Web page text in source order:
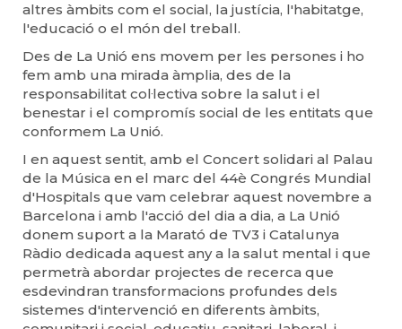
altres àmbits com el social, la justícia, l'habitatge,
l'educació o el món del treball.
Des de La Unió ens movem per les persones i ho
fem amb una mirada àmplia, des de la
responsabilitat col·lectiva sobre la salut i el
benestar i el compromís social de les entitats que
conformem La Unió.
I en aquest sentit, amb el Concert solidari al Palau
de la Música en el marc del 44è Congrés Mundial
d'Hospitals que vam celebrar aquest novembre a
Barcelona i amb l'acció del dia a dia, a La Unió
donem suport a la Marató de TV3 i Catalunya
Ràdio dedicada aquest any a la salut mental i que
permetrà abordar projectes de recerca que
esdevindran transformacions profundes dels
sistemes d'intervenció en diferents àmbits,